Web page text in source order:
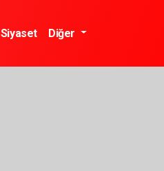
Siyaset Diğer